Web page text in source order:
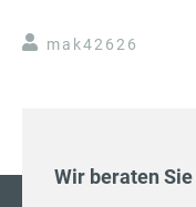
mak42626
Wir beraten